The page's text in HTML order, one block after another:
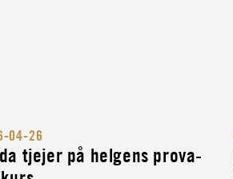
04-26
tjejer på helgens prova-